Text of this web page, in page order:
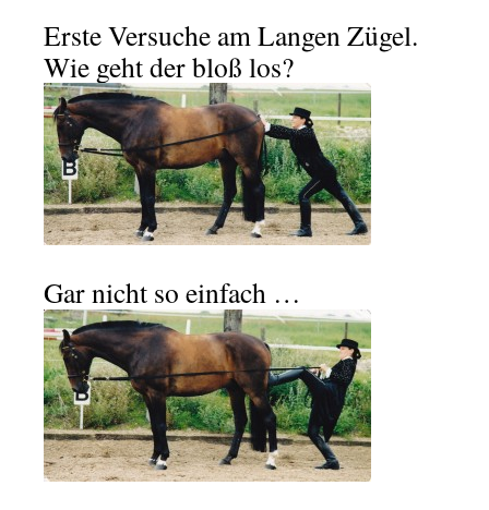
Erste Versuche am Langen Zügel.
Wie geht der bloß los?
Gar nicht so einfach …